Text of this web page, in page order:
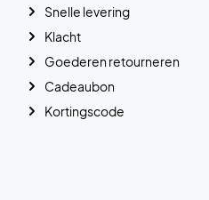
Snelle levering
Klacht
Goederen retourneren
Cadeaubon
Kortingscode